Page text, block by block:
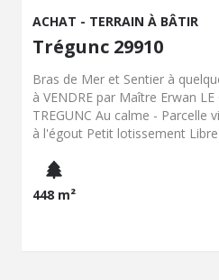
ACHAT - TERRAIN À BÂTIR
Trégunc 29910
Bras de Mer et Sentier à
à VENDRE par Maître Erwan
TREGUNC Au calme - Parcelle
à l'égout Petit lotissement
448 m²